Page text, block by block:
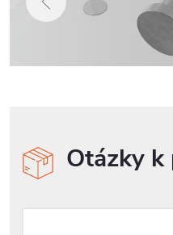
Otázky